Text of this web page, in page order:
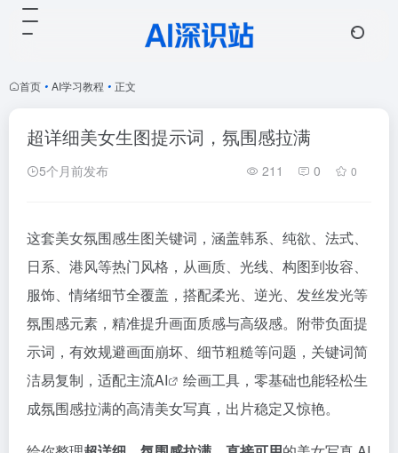
首页 • AI学习教程 • 正文
超详细美女生图提示词，氛围感拉满
5个月前发布 211 0 0
这套美女氛围感生图关键词，涵盖韩系、纯欲、法式、
日系、港风等热门风格，从画质、光线、构图到妆容、
服饰、情绪细节全覆盖，搭配柔光、逆光、发丝发光等
氛围感元素，精准提升画面质感与高级感。附带负面提
示词，有效规避画面崩坏、细节粗糙等问题，关键词简
洁易复制，适配主流AI
绘画工具，零基础也能轻松生
成氛围感拉满的高清美女写真，出片稳定又惊艳。